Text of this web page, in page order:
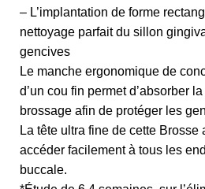
– L’implantation de forme
nettoyage parfait du sillon
gencives
Le manche ergonomique de
d’un cou fin permet d’absorber
brossage afin de protéger les
La tête ultra fine de cette Brosse
accéder facilement à tous les
buccale.